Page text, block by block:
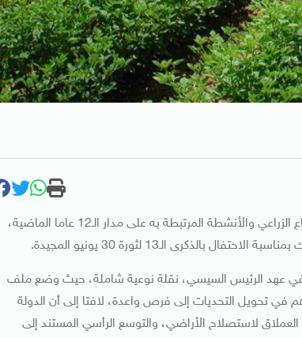
كشفت وزارة الزراعة واستصلاح الأراضي عن إنجازات ضخمة حققها القطاع الزراعي والأنشطة المرتبطة به على مدار الـ12 عاما الماضية،
الـ13 لثورة 30 يونيو المجيدة.
في عهد الرئيس السيسي، نقلة نوعية شاملة، حيث وضع ملف
في تحويل التحديات إلى فرص واعدة، لافتا إلى أن الدولة
العملاق لاستصلاح الأراضي، والتوسع الرأسي المستند إلى